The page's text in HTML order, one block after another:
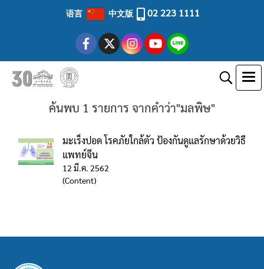
语言 中文版 02 223 1111
ค้นพบ 1 รายการ จากคำว่า"มลพิษ"
มะเร็งปอด โรคภัยใกล้ตัว ป้องกันดูแลรักษาด้วยวิธี
แพทย์จีน
12 มี.ค. 2562
(Content)